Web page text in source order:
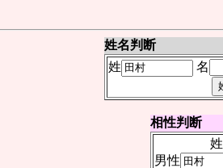
姓名判断
姓
名
相性判断
姓
男性